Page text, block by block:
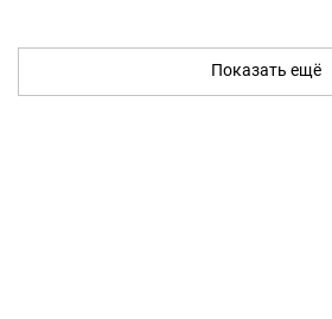
Показать ещё